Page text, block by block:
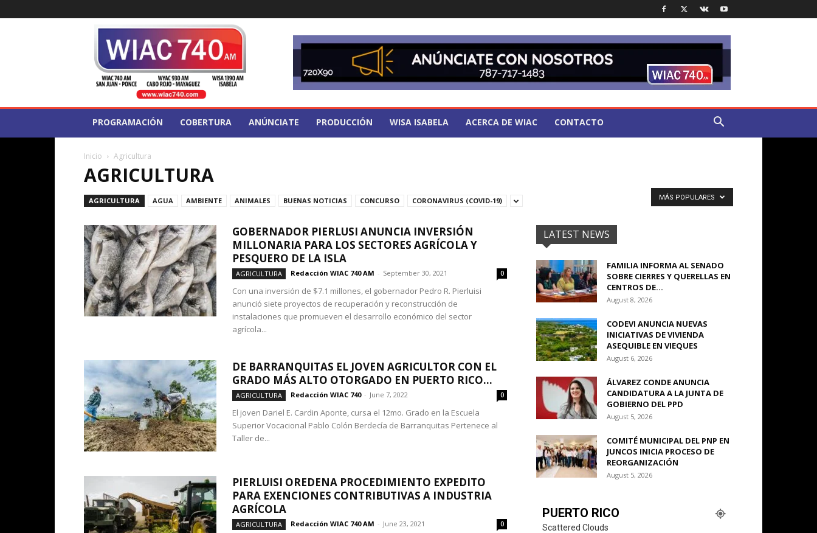
PROGRAMACIÓN COBERTURA ANÚNCIATE PRODUCCIÓN WISA ISABELA ACERCA DE WIAC CONTACTO
Inicio Agricultura
AGRICULTURA
AGRICULTURA AGUA AMBIENTE ANIMALES BUENAS NOTICIAS CONCURSO CORONAVIRUS (COVID-19) MÁS POPULARES
GOBERNADOR PIERLUSI ANUNCIA INVERSIÓN
MILLONARIA PARA LOS SECTORES AGRÍCOLA Y
PESQUERO DE LA ISLA
AGRICULTURA Redacción WIAC 740 AM - September 30, 2021 0
Con una inversión de $7.1 millones, el gobernador Pedro R. Pierluisi
anunció siete proyectos de recuperación y reconstrucción de
instalaciones que promueven el desarrollo económico del sector
agrícola...
DE BARRANQUITAS EL JOVEN AGRICULTOR CON EL
GRADO MÁS ALTO OTORGADO EN PUERTO RICO...
AGRICULTURA Redacción WIAC 740 - June 7, 2022 0
El joven Dariel E. Cardin Aponte, cursa el 12mo. Grado en la Escuela
Superior Vocacional Pablo Colón Berdecía de Barranquitas Pertenece al
Taller de...
PIERLUISI OREDENA PROCEDIMIENTO EXPEDITO
PARA EXENCIONES CONTRIBUTIVAS A INDUSTRIA
AGRÍCOLA
AGRICULTURA Redacción WIAC 740 AM - June 23, 2021 0
LATEST NEWS
FAMILIA INFORMA AL SENADO
SOBRE CIERRES Y QUERELLAS EN
CENTROS DE...
August 8, 2026
CODEVI ANUNCIA NUEVAS
INICIATIVAS DE VIVIENDA
ASEQUIBLE EN VIEQUES
August 6, 2026
ÁLVAREZ CONDE ANUNCIA
CANDIDATURA A LA JUNTA DE
GOBIERNO DEL PPD
August 5, 2026
COMITÉ MUNICIPAL DEL PNP EN
JUNCOS INICIA PROCESO DE
REORGANIZACIÓN
August 5, 2026
PUERTO RICO
Scattered Clouds